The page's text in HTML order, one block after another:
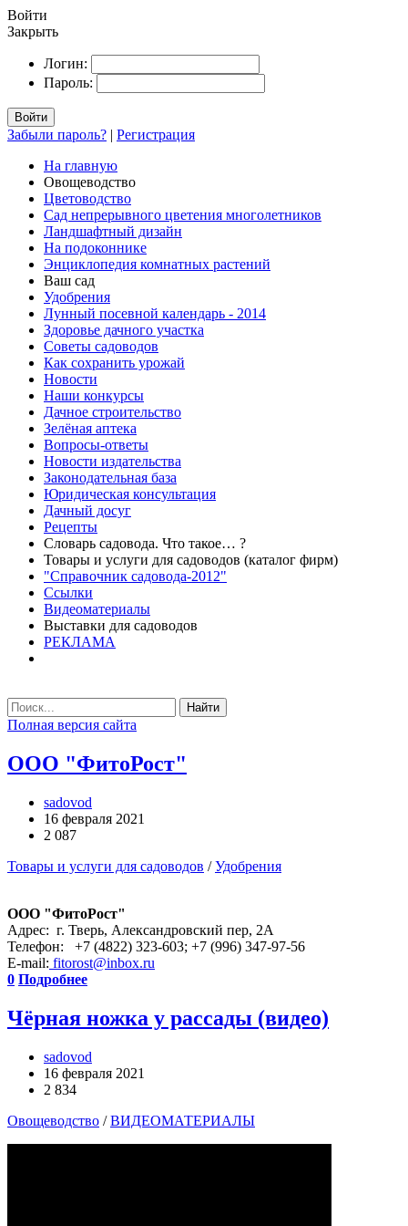
Войти
Закрыть
Логин:
Пароль:
Войти
Забыли пароль? | Регистрация
На главную
Овощеводство
Цветоводство
Сад непрерывного цветения многолетников
Ландшафтный дизайн
На подоконнике
Энциклопедия комнатных растений
Ваш сад
Удобрения
Лунный посевной календарь - 2014
Здоровье дачного участка
Советы садоводов
Как сохранить урожай
Новости
Наши конкурсы
Дачное строительство
Зелёная аптека
Вопросы-ответы
Новости издательства
Законодательная база
Юридическая консультация
Дачный досуг
Рецепты
Словарь садовода. Что такое… ?
Товары и услуги для садоводов (каталог фирм)
"Справочник садовода-2012"
Ссылки
Видеоматериалы
Выставки для садоводов
РЕКЛАМА
Найти
Полная версия сайта
ООО "ФитоРост"
sadovod
16 февраля 2021
2 087
Товары и услуги для садоводов /Удобрения
ООО "ФитоРост"
Адрес: г. Тверь, Александровский пер, 2А
Телефон: +7 (4822) 323-603; +7 (996) 347-97-56
E-mail: fitorost@inbox.ru
0 Подробнее
Чёрная ножка у рассады (видео)
sadovod
16 февраля 2021
2 834
Овощеводство /ВИДЕОМАТЕРИАЛЫ